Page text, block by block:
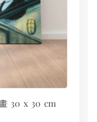
30 x 30 cm